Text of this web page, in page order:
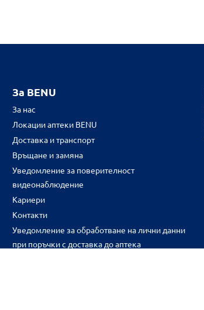
За BENU
За нас
Локации аптеки BENU
Доставка и транспорт
Връщане и замяна
Уведомление за поверителност
видеонаблюдение
Кариери
Контакти
Уведомление за обработване на лични данни
при поръчки с доставка до аптека